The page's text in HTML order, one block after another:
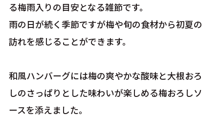
る梅雨入りの目安となる雑節です。
雨の日が続く季節ですが梅や旬の食材から初夏の
訪れを感じることができます。
和風ハンバーグには梅の爽やかな酸味と大根おろ
しのさっぱりとした味わいが楽しめる梅おろしソ
ースを添えました。